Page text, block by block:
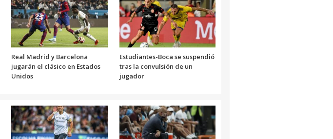
Real Madrid y Barcelona
jugarán el clásico en Estados
Unidos
Estudiantes-Boca se suspendió
tras la convulsión de un
jugador